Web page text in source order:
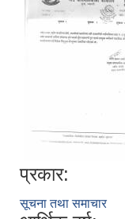
प्रकार:
सूचना तथा समाचार